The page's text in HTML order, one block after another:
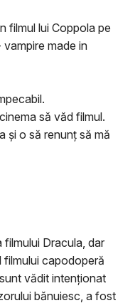
filmul lui Coppola pe
made in
să văd filmul.
și o să renunț să mă
Dracula, dar
capodoperă
vădit intenționat
bănuiesc, a fost